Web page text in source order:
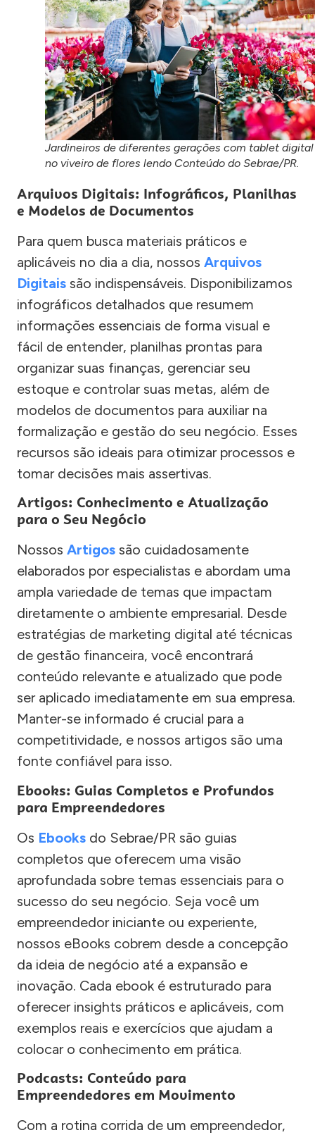
Jardineiros de diferentes gerações com tablet digital
no viveiro de flores lendo Conteúdo do Sebrae/PR.
Arquivos Digitais: Infográficos, Planilhas
e Modelos de Documentos
Para quem busca materiais práticos e
aplicáveis no dia a dia, nossos Arquivos
Digitais são indispensáveis. Disponibilizamos
infográficos detalhados que resumem
informações essenciais de forma visual e
fácil de entender, planilhas prontas para
organizar suas finanças, gerenciar seu
estoque e controlar suas metas, além de
modelos de documentos para auxiliar na
formalização e gestão do seu negócio. Esses
recursos são ideais para otimizar processos e
tomar decisões mais assertivas.
Artigos: Conhecimento e Atualização
para o Seu Negócio
Nossos Artigos são cuidadosamente
elaborados por especialistas e abordam uma
ampla variedade de temas que impactam
diretamente o ambiente empresarial. Desde
estratégias de marketing digital até técnicas
de gestão financeira, você encontrará
conteúdo relevante e atualizado que pode
ser aplicado imediatamente em sua empresa.
Manter-se informado é crucial para a
competitividade, e nossos artigos são uma
fonte confiável para isso.
Ebooks: Guias Completos e Profundos
para Empreendedores
Os Ebooks do Sebrae/PR são guias
completos que oferecem uma visão
aprofundada sobre temas essenciais para o
sucesso do seu negócio. Seja você um
empreendedor iniciante ou experiente,
nossos eBooks cobrem desde a concepção
da ideia de negócio até a expansão e
inovação. Cada ebook é estruturado para
oferecer insights práticos e aplicáveis, com
exemplos reais e exercícios que ajudam a
colocar o conhecimento em prática.
Podcasts: Conteúdo para
Empreendedores em Movimento
Com a rotina corrida de um empreendedor,